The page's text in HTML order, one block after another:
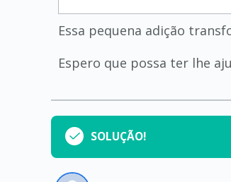
Essa pequena adição
Espero que possa ter lhe
SOLUÇÃO!